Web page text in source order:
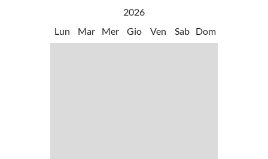
2026
Lun
Mar Mer Gio Ven Sab Dom